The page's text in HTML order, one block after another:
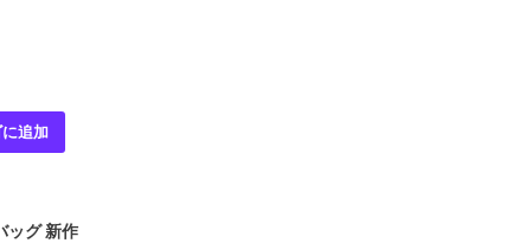
追加
ッグ 新作